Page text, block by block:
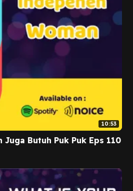
10:53
Butuh Puk Puk Eps 110